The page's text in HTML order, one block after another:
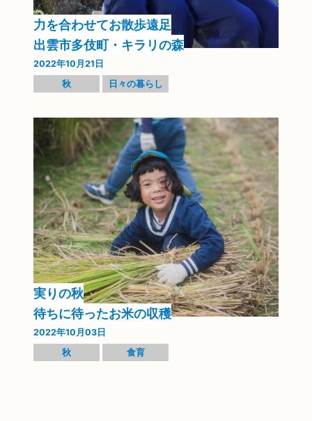
力を合わせてお散歩遠足
出雲市多伎町・キラリの森
2022年10月21日
秋
日々の暮らし
実りの秋
待ちに待ったお米の収穫
2022年10月03日
秋
食育